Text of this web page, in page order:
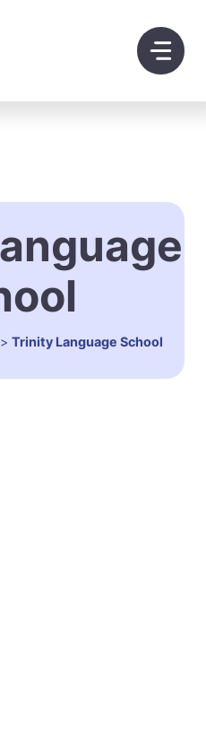
> Trinity Language School